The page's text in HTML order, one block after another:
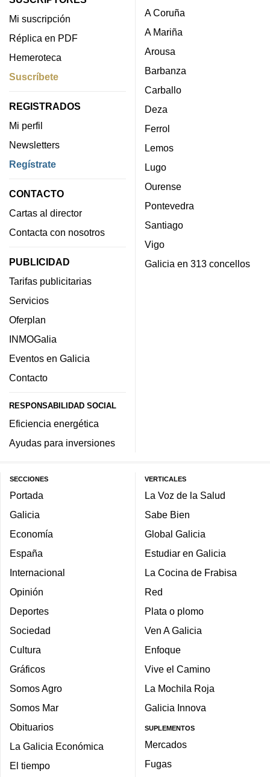
Mi suscripción
Réplica en PDF
Hemeroteca
Suscríbete
REGISTRADOS
Mi perfil
Newsletters
Regístrate
CONTACTO
Cartas al director
Contacta con nosotros
PUBLICIDAD
Tarifas publicitarias
Servicios
Oferplan
INMOGalia
Eventos en Galicia
Contacto
RESPONSABILIDAD SOCIAL
Eficiencia energética
Ayudas para inversiones
A Coruña
A Mariña
Arousa
Barbanza
Carballo
Deza
Ferrol
Lemos
Lugo
Ourense
Pontevedra
Santiago
Vigo
Galicia en 313 concellos
SECCIONES
Portada
Galicia
Economía
España
Internacional
Opinión
Deportes
Sociedad
Cultura
Gráficos
Somos Agro
Somos Mar
Obituarios
La Galicia Económica
El tiempo
VERTICALES
La Voz de la Salud
Sabe Bien
Global Galicia
Estudiar en Galicia
La Cocina de Frabisa
Red
Plata o plomo
Ven A Galicia
Enfoque
Vive el Camino
La Mochila Roja
Galicia Innova
SUPLEMENTOS
Mercados
Fugas